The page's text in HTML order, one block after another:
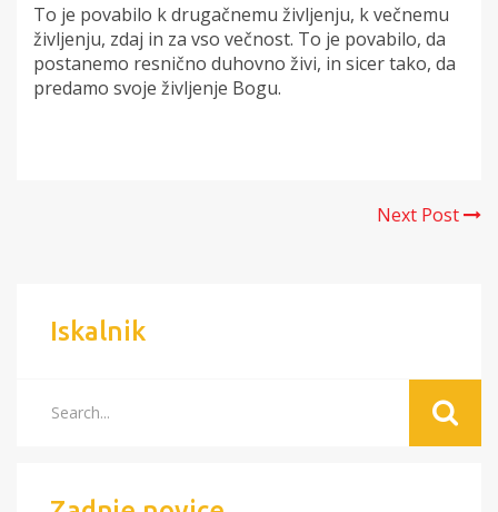
To je povabilo k drugačnemu življenju, k večnemu
življenju, zdaj in za vso večnost. To je povabilo, da
postanemo resnično duhovno živi, in sicer tako, da
predamo svoje življenje Bogu.
Next Post
Iskalnik